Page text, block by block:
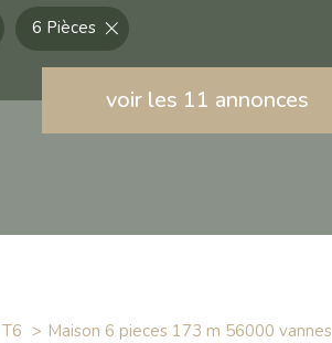
voir les 11 annonces
6 Pièces
T6 maison 6 pieces 173 m 56000 vannes